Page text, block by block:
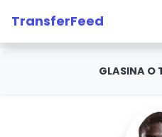
TransferFeed
GLASINA O